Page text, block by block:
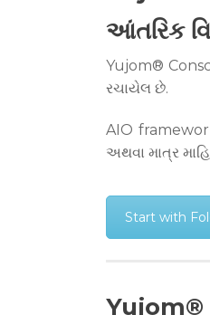
આંતરિક
Yujom®
રચાયેલ છે.
AIO
અથવા માત્ર
Start with
Yujom®